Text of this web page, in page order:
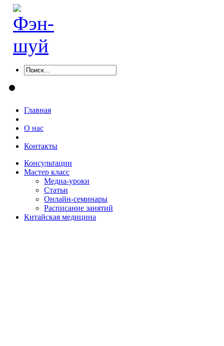
Главная
О нас
Контакты
Консультации
Мастер класс
Медиа-уроки
Статьи
Онлайн-семинары
Расписание занятий
Китайская медицина